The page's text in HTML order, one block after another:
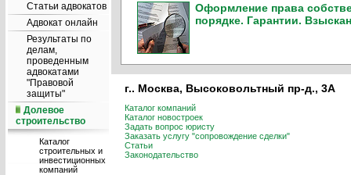
Статьи адвокатов
Адвокат онлайн
Результаты по
делам,
проведенным
адвокатами
"Правовой
защиты"
Долевое
строительство
Каталог
строительных и
инвестиционных
компаний
Оформление права
порядке. Гарантии.
г.. Москва, Высоковольтный пр-д., 3А
Каталог компаний
Каталог новостроек
Задать вопрос юристу
Заказать услугу "сопровождение сделки"
Статьи
Законодательство